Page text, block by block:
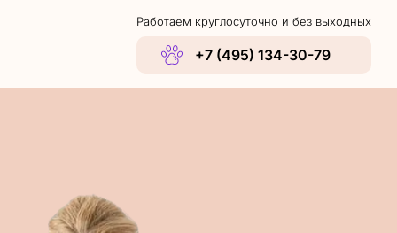
Работаем круглосуточно и без выходных
+7 (495) 134-30-79